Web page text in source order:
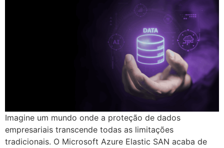
Imagine um mundo onde a proteção de dados
empresariais transcende todas as limitações
tradicionais. O Microsoft Azure Elastic SAN acaba de